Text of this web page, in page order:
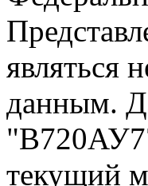
являться
данным.
текущий